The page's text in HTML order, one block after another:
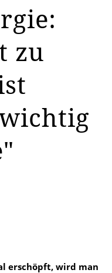
zu
erschöpft, wird man